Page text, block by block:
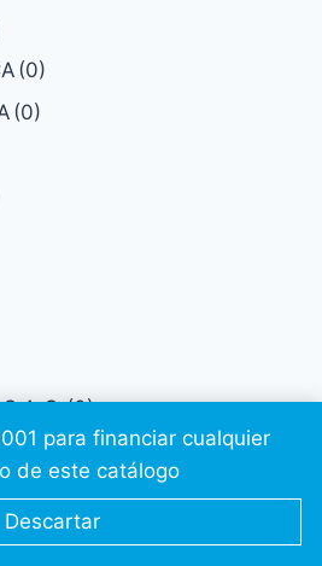
para financiar cualquier
de este catálogo
Descartar
(0)
(0)
(0)
DE TAPIZ
(0)